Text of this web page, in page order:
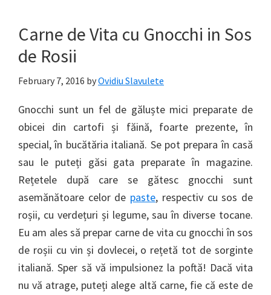
Carne de Vita cu Gnocchi in Sos
de Rosii
February 7, 2016 byOvidiu Slavulete
Gnocchi sunt un fel de găluște mici preparate de
obicei din cartofi și făină, foarte prezente, în
special, în bucătăria italiană. Se pot prepara în casă
sau le puteți găsi gata preparate în magazine.
Rețetele după care se gătesc gnocchi sunt
asemănătoare celor de paste, respectiv cu sos de
roșii, cu verdețuri și legume, sau în diverse tocane.
Eu am ales să prepar carne de vita cu gnocchi în sos
de roșii cu vin și dovlecei, o rețetă tot de sorginte
italiană. Sper să vă impulsionez la poftă! Dacă vita
nu vă atrage, puteți alege altă carne, fie că este de